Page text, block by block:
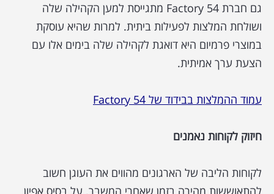
גם חברת Factory 54 מתגייסת למען הקהילה שלה
ושולחת המלצות לפעילות ביתית. למרות שהיא עוסקת
במוצרי פרמיום היא דואגת לקהילה שלה בימים אלו עם
הצעת ערך אמיתית.
עמוד ההמלצות בבידוד של Factory 54
חיזוק לקוחות נאמנים
לקוחות הליבה של הארגונים מהווים את העוגן חשוב